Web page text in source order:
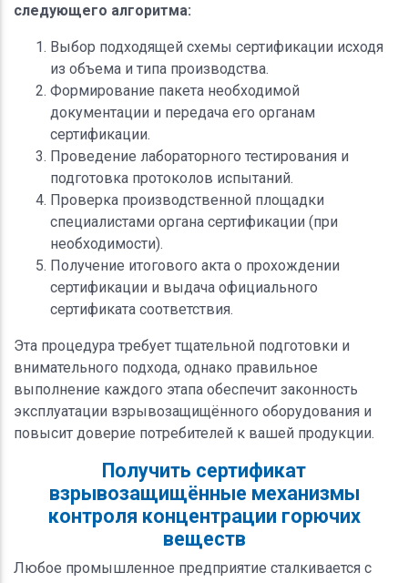
следующего алгоритма:
Выбор подходящей схемы сертификации исходя
из объема и типа производства.
Формирование пакета необходимой
документации и передача его органам
сертификации.
Проведение лабораторного тестирования и
подготовка протоколов испытаний.
Проверка производственной площадки
специалистами органа сертификации (при
необходимости).
Получение итогового акта о прохождении
сертификации и выдача официального
сертификата соответствия.
Эта процедура требует тщательной подготовки и
внимательного подхода, однако правильное
выполнение каждого этапа обеспечит законность
эксплуатации взрывозащищённого оборудования и
повысит доверие потребителей к вашей продукции.
Получить сертификат
взрывозащищённые механизмы
контроля концентрации горючих
веществ
Любое промышленное предприятие сталкивается с